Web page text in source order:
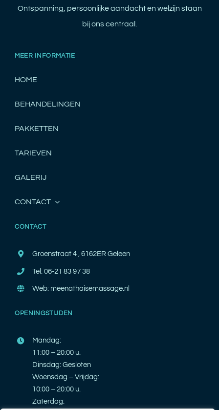
Ontspanning, persoonlijke aandacht en welzijn staan
bij ons centraal.
MEER INFORMATIE
HOME
BEHANDELINGEN
PAKKETTEN
TARIEVEN
GALERIJ
CONTACT
CONTACT
Groenstraat 4 , 6162ER Geleen
Tel: 06-21 83 97 38
Web: meenathaisemassage.nl
OPENINGSTIJDEN
Mandag:
11:00 – 20:00 u.
Dinsdag: Gesloten
Woensdag – Vrijdag:
10:00 – 20:00 u.
Zaterdag: